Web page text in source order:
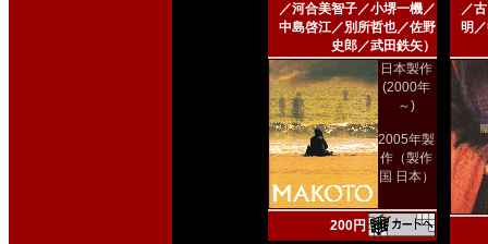
／河合美智子／小堺一機／
中島啓江／別所哲也／佐野
史郎／武田鉄矢）
日本製作
(2000年
～)
2005年製
作（製作
国 日本）
200円
／
明